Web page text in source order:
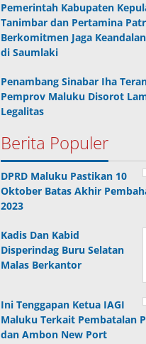
Pemerintah Kabupaten
Tanimbar dan Pertamina
Berkomitmen Jaga
di Saumlaki
Penambang Sinabar Iha
Pemprov Maluku Disorot
Legalitas
Berita Populer
DPRD Maluku Pastikan 10
Oktober Batas Akhir
2023
Kadis Dan Kabid
Disperindag Buru Selatan
Malas Berkantor
Ini Tenggapan Ketua IAGI
Maluku Terkait Pembatalan
dan Ambon New Port